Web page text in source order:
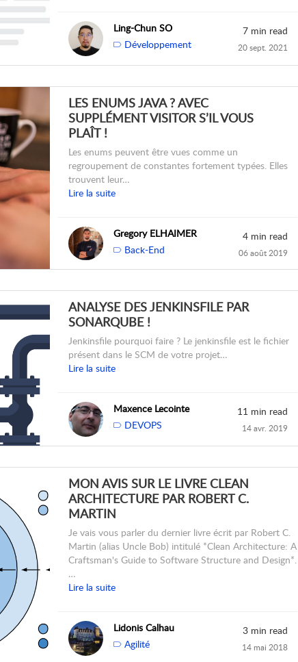
Ling-Chun SO
Développement
7 min read
20 sept. 2021
LES ENUMS JAVA ? AVEC
SUPPLÉMENT VISITOR S’IL VOUS
PLAÎT !
Les enums peuvent être vues comme un
regroupement de constantes fortement typées. Elles
trouvent leur…
Lire la suite
Gregory ELHAIMER
Back-End
4 min read
06 août 2019
ANALYSE DES JENKINSFILE PAR
SONARQUBE !
Jenkinsfile pourquoi faire ? Le jenkinsfile est le fichier
présent dans le SCM de votre projet…
Lire la suite
Maxence Lecointe
DEVOPS
11 min read
14 avr. 2019
MON AVIS SUR LE LIVRE CLEAN
ARCHITECTURE PAR ROBERT C.
MARTIN
Je vais vous parler du dernier livre écrit par Robert C.
Martin (alias Uncle Bob) intitulé *Clean Architecture: A
Craftsman's Guide to Software Structure and Design*.
…
Lire la suite
Lidonis Calhau
Agilité
3 min read
14 mai 2018